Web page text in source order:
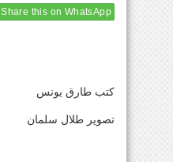
Share this on WhatsApp
كتب طارق يونس
تصوير طلال سلمان